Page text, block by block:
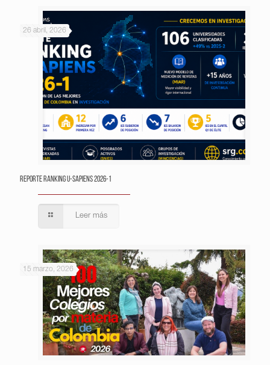
26 abril, 2026
Reporte Ranking U-Sapiens 2026-1
Leer más
15 marzo, 2026